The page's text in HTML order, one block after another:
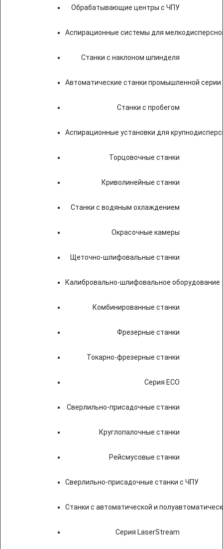
Обрабатывающие центры с ЧПУ
Аспирационные системы для
Станки с наклоном шпинделя
Автоматические станки промышленной серии
Станки с пробегом
Аспирационные установки для
Торцовочные станки
Криволинейные станки
Станки с водяным охлаждением
Окрасочные камеры
Щеточно-шлифовальные станки
Калибровально-шлифовальное оборудование
Комбинированные станки
Фрезерные станки
Токарно-фрезерные станки
Серия ECO
Сверлильно-присадочные станки
Круглопалочные станки
Рейсмусовые станки
Сверлильно-присадочные станки с ЧПУ
Станки с автоматической и
Серия LaserStream